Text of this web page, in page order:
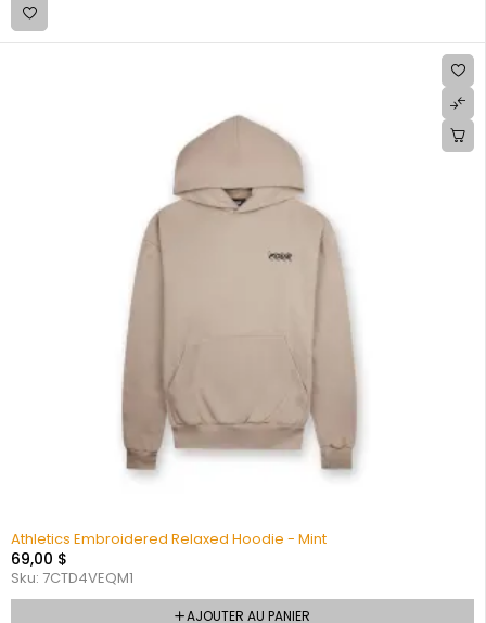
Athletics Embroidered Relaxed Hoodie - Mint
69,00 $
Sku: 7CTD4VEQM1
AJOUTER AU PANIER